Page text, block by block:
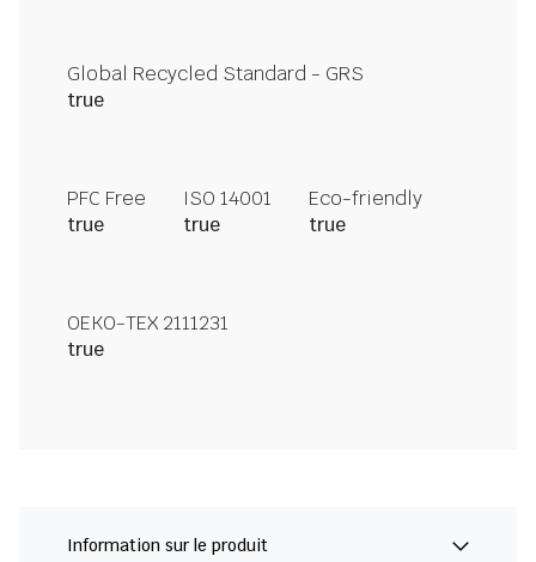
Global Recycled Standard - GRS
true
PFC Free
true
ISO 14001
true
Eco-friendly
true
OEKO-TEX 2111231
true
Information sur le produit